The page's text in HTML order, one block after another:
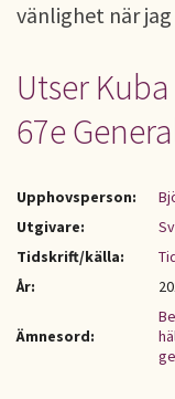
vänlighet när
Utser
67e
Upphovsperson:
Utgivare:
Tidskrift/källa:
År:
Ämnesord: